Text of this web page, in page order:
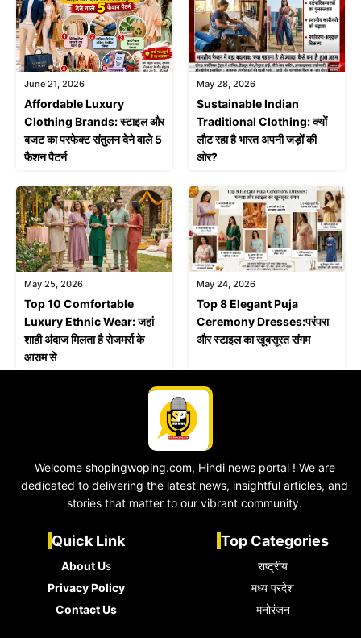
June 21, 2026
Affordable Luxury
Clothing Brands: स्टाइल और
बजट का परफेक्ट संतुलन देने वाले 5
फैशन पैटर्न
May 28, 2026
Sustainable Indian
Traditional Clothing: क्यों
लौट रहा है भारत अपनी जड़ों की
ओर?
May 25, 2026
Top 10 Comfortable
Luxury Ethnic Wear: जहां
शाही अंदाज मिलता है रोजमर्रा के
आराम से
May 24, 2026
Top 8 Elegant Puja
Ceremony Dresses:परंपरा
और स्टाइल का खूबसूरत संगम
Welcome shopingwoping.com, Hindi news portal ! We are
dedicated to delivering the latest news, insightful articles, and
stories that matter to our vibrant community.
Quick Link
About Us
Privacy Policy
Contact Us
Top Categories
राष्ट्रीय
मध्य प्रदेश
मनोरंजन